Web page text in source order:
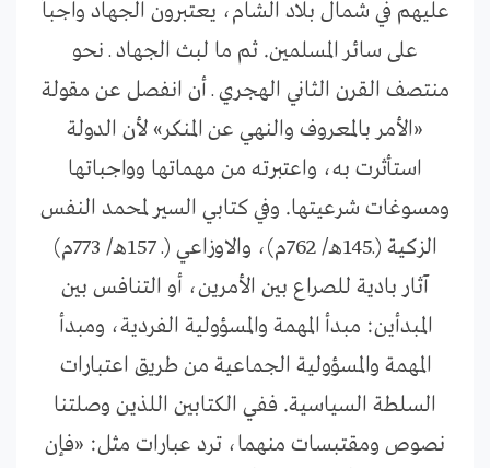
عليهم في شمال بلاد الشام، يعتبرون الجهاد واجباً
على سائر المسلمين. ثم ما لبث الجهاد ـ نحو
منتصف القرن الثاني الهجري ـ أن انفصل عن مقولة
«الأمر بالمعروف والنهي عن المنكر» لأن الدولة
استأثرت به، واعتبرته من مهماتها وواجباتها
ومسوغات شرعيتها. وفي كتابي السير لمحمد النفس
الزكية (ـ145هـ/ 762م)، والاوزاعي (ـ 157هـ/ 773م)
آثار بادية للصراع بين الأمرين، أو التنافس بين
المبدأين: مبدأ المهمة والمسؤولية الفردية، ومبدأ
المهمة والمسؤولية الجماعية من طريق اعتبارات
السلطة السياسية. ففي الكتابين اللذين وصلتنا
نصوص ومقتبسات منهما، ترد عبارات مثل: «فإن